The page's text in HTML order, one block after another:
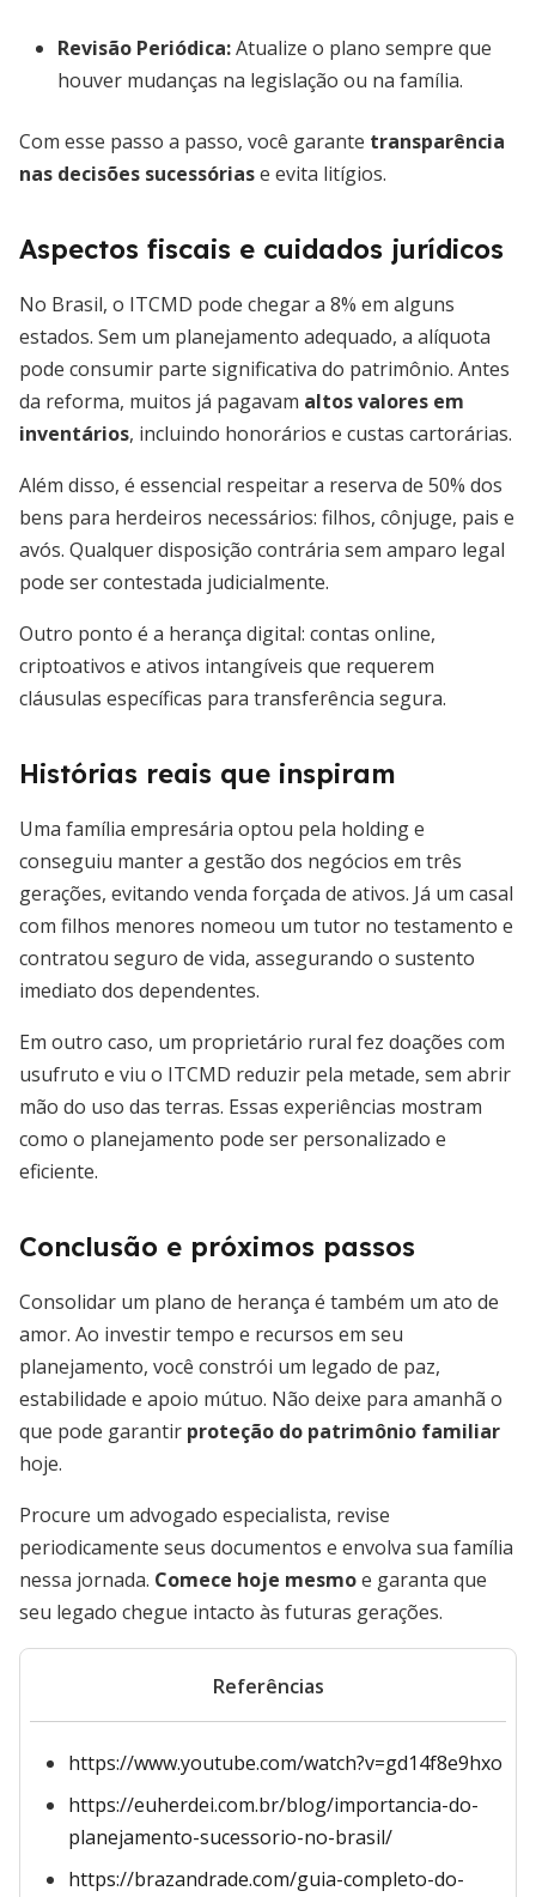
Revisão Periódica:Atualize o plano sempre que
houver mudanças na legislação ou na família.
Com esse passo a passo, você garante transparência
nas decisões sucessóriase evita litígios.
Aspectos fiscais e cuidados jurídicos
No Brasil, o ITCMD pode chegar a 8% em alguns
estados. Sem um planejamento adequado, a alíquota
pode consumir parte significativa do patrimônio. Antes
da reforma, muitos já pagavam altos valores em
inventários, incluindo honorários e custas cartorárias.
Além disso, é essencial respeitar a reserva de 50% dos
bens para herdeiros necessários: filhos, cônjuge, pais e
avós. Qualquer disposição contrária sem amparo legal
pode ser contestada judicialmente.
Outro ponto é a herança digital: contas online,
criptoativos e ativos intangíveis que requerem
cláusulas específicas para transferência segura.
Histórias reais que inspiram
Uma família empresária optou pela holding e
conseguiu manter a gestão dos negócios em três
gerações, evitando venda forçada de ativos. Já um casal
com filhos menores nomeou um tutor no testamento e
contratou seguro de vida, assegurando o sustento
imediato dos dependentes.
Em outro caso, um proprietário rural fez doações com
usufruto e viu o ITCMD reduzir pela metade, sem abrir
mão do uso das terras. Essas experiências mostram
como o planejamento pode ser personalizado e
eficiente.
Conclusão e próximos passos
Consolidar um plano de herança é também um ato de
amor. Ao investir tempo e recursos em seu
planejamento, você constrói um legado de paz,
estabilidade e apoio mútuo. Não deixe para amanhã o
que pode garantir proteção do patrimônio familiar
hoje.
Procure um advogado especialista, revise
periodicamente seus documentos e envolva sua família
nessa jornada. Comece hoje mesmoe garanta que
seu legado chegue intacto às futuras gerações.
Referências
https://www.youtube.com/watch?v=gd14f8e9hxo
https://euherdei.com.br/blog/importancia-do-
planejamento-sucessorio-no-brasil/
https://brazandrade.com/guia-completo-do-